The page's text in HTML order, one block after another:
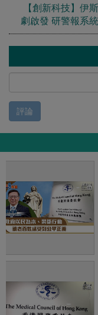
【創新科技】伊
劇啟發 研警報系
評論